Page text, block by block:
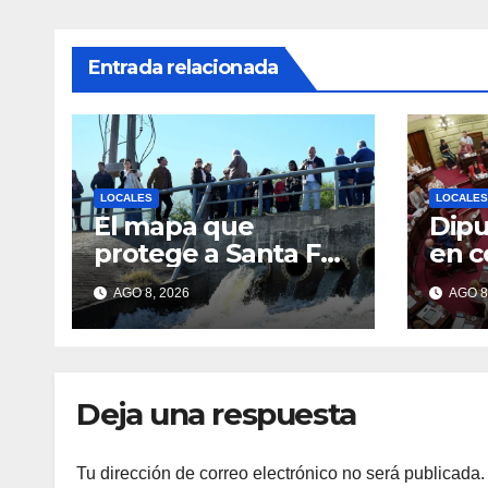
Entrada relacionada
LOCALES
El mapa que
protege a Santa Fe
del agua: dónde
están los 54 puntos
de bombeo
AGO 8, 2026
LOCALES
en
AGO
Deja una respuesta
Tu dirección de correo electrónico no será publicada.